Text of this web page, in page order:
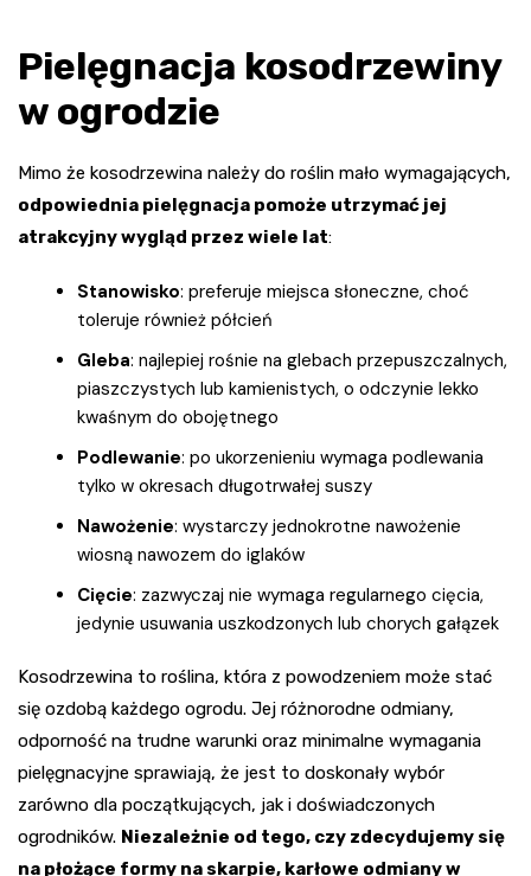
Pielęgnacja kosodrzewiny
w ogrodzie
Mimo że kosodrzewina należy do roślin mało wymagających,
odpowiednia pielęgnacja pomoże utrzymać jej
atrakcyjny wygląd przez wiele lat:
Stanowisko: preferuje miejsca słoneczne, choć
toleruje również półcień
Gleba: najlepiej rośnie na glebach przepuszczalnych,
piaszczystych lub kamienistych, o odczynie lekko
kwaśnym do obojętnego
Podlewanie: po ukorzenieniu wymaga podlewania
tylko w okresach długotrwałej suszy
Nawożenie: wystarczy jednokrotne nawożenie
wiosną nawozem do iglaków
Cięcie: zazwyczaj nie wymaga regularnego cięcia,
jedynie usuwania uszkodzonych lub chorych gałązek
Kosodrzewina to roślina, która z powodzeniem może stać
się ozdobą każdego ogrodu. Jej różnorodne odmiany,
odporność na trudne warunki oraz minimalne wymagania
pielęgnacyjne sprawiają, że jest to doskonały wybór
zarówno dla początkujących, jak i doświadczonych
ogrodników. Niezależnie od tego, czy zdecydujemy się
na płożące formy na skarpie, karłowe odmiany w